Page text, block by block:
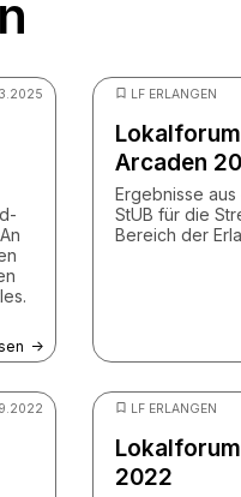
LF ERLANGEN
Arcaden
Ergebnisse
StUB für die
Bereich der
LF ERLANGEN
2022